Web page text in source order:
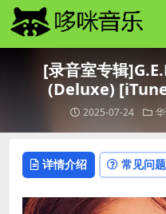
[录音室专辑
(Deluxe)
2025-07-24
详情介绍 常见问题